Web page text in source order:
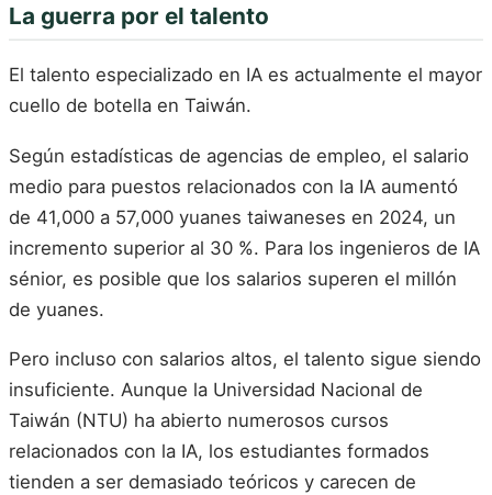
La guerra por el talento
El talento especializado en IA es actualmente el mayor
cuello de botella en Taiwán.
Según estadísticas de agencias de empleo, el salario
medio para puestos relacionados con la IA aumentó
de 41,000 a 57,000 yuanes taiwaneses en 2024, un
incremento superior al 30 %. Para los ingenieros de IA
sénior, es posible que los salarios superen el millón
de yuanes.
Pero incluso con salarios altos, el talento sigue siendo
insuficiente. Aunque la Universidad Nacional de
Taiwán (NTU) ha abierto numerosos cursos
relacionados con la IA, los estudiantes formados
tienden a ser demasiado teóricos y carecen de